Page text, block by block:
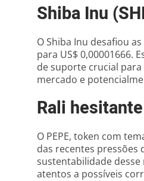
Shiba Inu
O Shiba Inu desafiou
para US$ 0,00001666.
de suporte crucial
mercado e
Rali
O PEPE, token com
das recentes pressões
sustentabilidade
atentos a possíveis